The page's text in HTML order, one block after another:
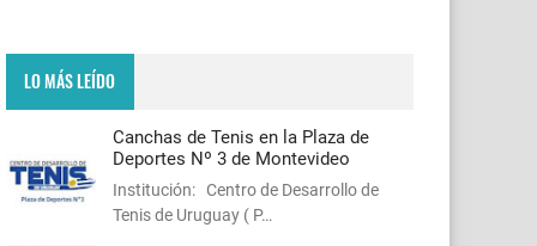
LO MÁS LEÍDO
Canchas de Tenis en la Plaza de
Deportes Nº 3 de Montevideo
Institución: Centro de Desarrollo de
Tenis de Uruguay ( P…